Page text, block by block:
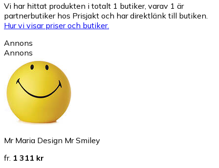
Vi har hittat produkten i totalt 1 butiker, varav 1 är
partnerbutiker hos Prisjakt och har direktlänk till butiken.
Hur vi visar priser och butiker.
Annons
Annons
Mr Maria Design Mr Smiley
fr. 1 311 kr